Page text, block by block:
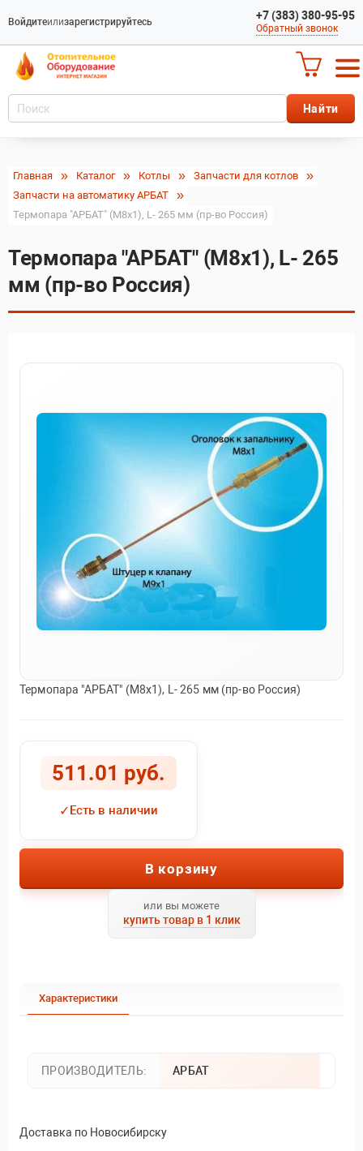
Войдитеилизарегистрируйтесь +7 (383) 380-95-95
Обратный звонок
Главная Каталог Котлы
Запчасти для котлов
Запчасти на автоматику АРБАТ
Термопара "АРБАТ" (М8х1), L- 265 мм (пр-во Россия)
Термопара "АРБАТ" (М8х1), L- 265
мм (пр-во Россия)
Термопара "АРБАТ" (М8х1), L- 265 мм (пр-во Россия)
511.01 руб.
✓Есть в наличии
В корзину
или вы можете
купить товар в 1 клик
Характеристики
ПРОИЗВОДИТЕЛЬ: АРБАТ
Доставка по Новосибирску